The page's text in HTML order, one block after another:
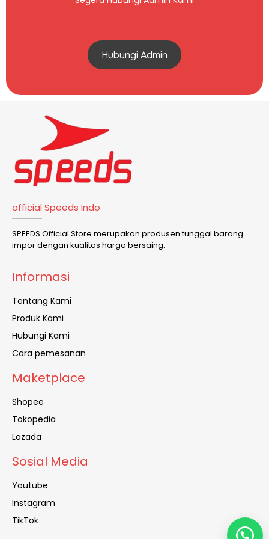
Hubungi Admin
official Speeds Indo
SPEEDS Official Store merupakan produsen tunggal barang
impor dengan kualitas harga bersaing.
Informasi
Tentang Kami
Produk Kami
Hubungi Kami
Cara pemesanan
Maketplace
Shopee
Tokopedia
Lazada
Sosial Media
Youtube
Instagram
TikTok